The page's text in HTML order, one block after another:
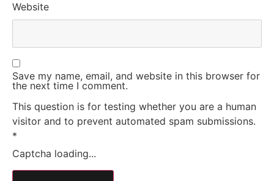
Website
Save my name, email, and website in this browser for
the next time I comment.
This question is for testing whether you are a human
visitor and to prevent automated spam submissions.
*
Captcha loading...